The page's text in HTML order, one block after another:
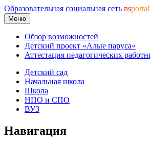
Образовательная социальная сеть ns
Меню
Обзор возможностей
Детский проект «Алые паруса»
Аттестация педагогических
Детский сад
Начальная школа
Школа
НПО и СПО
ВУЗ
Навигация